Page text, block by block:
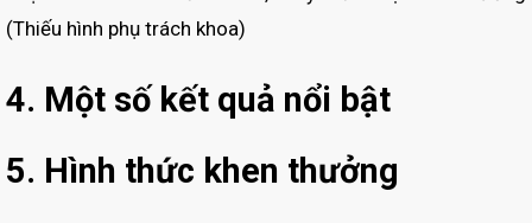
(Thiếu hình phụ trách khoa)
4. Một số kết quả nổi bật
5. Hình thức khen thưởng